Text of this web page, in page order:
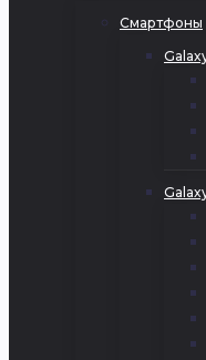
Смартфоны